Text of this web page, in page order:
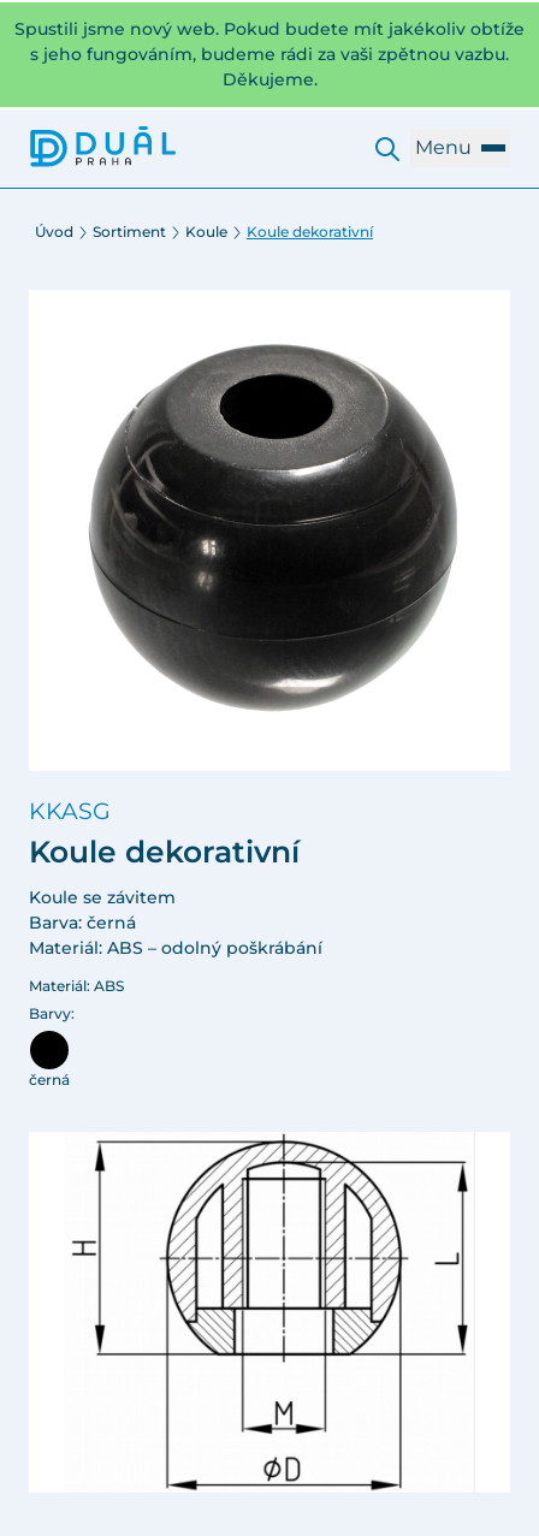
Spustili jsme nový web. Pokud budete mít jakékoliv obtíže
s jeho fungováním, budeme rádi za vaši zpětnou vazbu.
Děkujeme.
Menu
Úvod Sortiment Koule Koule dekorativní
KKASG
Koule dekorativní
Koule se závitem
Barva: černá
Materiál: ABS – odolný poškrábání
Materiál: ABS
Barvy:
černá